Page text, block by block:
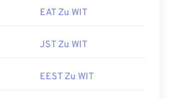
EAT Zu WIT
JST Zu WIT
EEST Zu WIT